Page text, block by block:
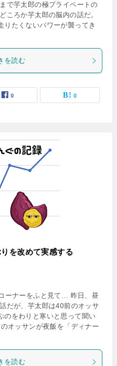
で芋太郎の極プライベートの
ころか芋太郎の脳内の話だ。
りたくないパワーが襲ってき
を読む
0 0
を改めて実感する
ーナーをふと見て… 昨日、昼
だが、芋太郎は40前のオッサ
のをわりと寒いと思って聞い
オッサンが夜飯を「ディナー
を読む